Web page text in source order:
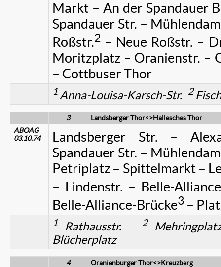
Markt – An der Spandauer
Spandauer Str. –
Roßstr.2 – Neue Roßstr. –
Moritzplatz – Oranienstr. –
– Cottbuser Thor
1 Anna-Louisa-Karsch-Str. 2
3
Landsberger Thor<>Hallesches Thor
ABOAG
03.10.74
Landsberger Str. –
Spandauer Str. –
Petriplatz – Spittelmarkt –
– Lindenstr. – Belle-
Belle-Alliance-Brücke3 –
1 Rathausstr. 2
Blücherplatz
4
Oranienburger Thor<>Kreuzberg